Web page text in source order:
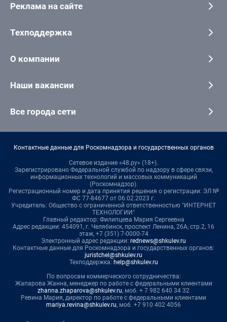
Реклама на сайте
Техподдержка
О компании
Наши вакансии
Все города сети
Контактные данные для Роскомнадзора и государственных органов
Сетевое издание «48.ру» (18+).
Зарегистрировано Федеральной службой по надзору в сфере связи,
информационных технологий и массовых коммуникаций
(Роскомнадзор).
Регистрационный номер и дата принятия решения о регистрации: ЭЛ №
ФС 77-84677 от 06.02.2023 г.
Учредитель: Общество с ограниченной ответственностью "ИНТЕРНЕТ
ТЕХНОЛОГИИ"
Главный редактор: Филипцева Мария Сергеевна
Адрес редакции: 454091, г. Челябинск, проспект Ленина, 26А, стр.2, 16
этаж, +7 (351) 7-0000-74
Электронный адрес редакции: rednews@shkulev.ru
Контактные данные для Роскомнадзора и государственных органов:
juristchel@shkulev.ru
Техподдержка: help@shkulev.ru
По вопросам коммерческого сотрудничества:
Жапарова Жанна, менеджер по работе с федеральными клиентами
zhanna.zhaparova@shkulev.ru, моб. + 7 982 640 34 32
Ревина Мария, директор по работе с федеральными клиентами
mariya.revina@shkulev.ru, моб. +7 910 402 4056